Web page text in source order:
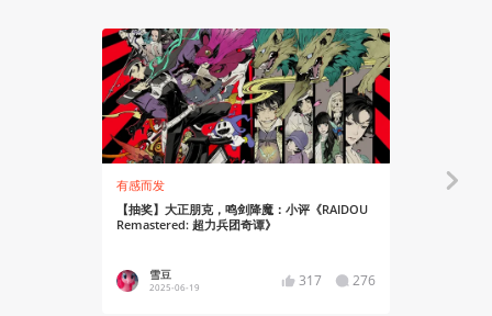
有感而发
【抽奖】大正朋克，鸣剑降魔：小评《RAIDOU
Remastered: 超力兵团奇谭》
雪豆
2025-06-19 317 276